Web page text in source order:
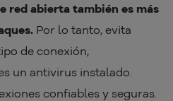
red abierta también es más
Por lo tanto, evita
de conexión,
un antivirus instalado.
confiables y seguras.